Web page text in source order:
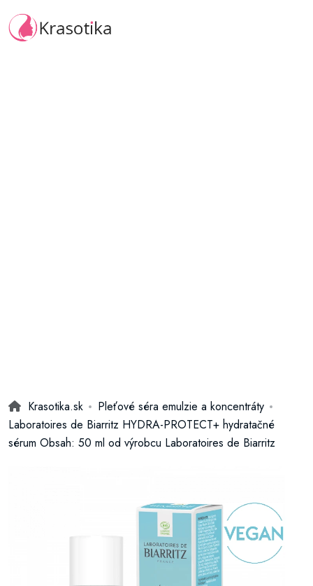
Krasotika.sk
Pleťové séra emulzie a koncentráty
Laboratoires de Biarritz HYDRA-PROTECT+ hydratačné
sérum Obsah: 50 ml od výrobcu Laboratoires de Biarritz